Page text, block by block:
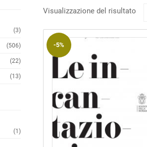
Visualizzazione del risultato
-5%
(3)
(506)
(22)
(13)
(1)